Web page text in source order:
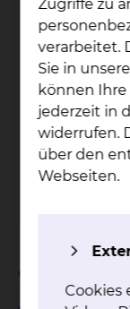
Zugriffe zu
verarbeitet.
Sie in
können Ihre
jederzeit in
widerrufen.
über den
Webseiten.
Cookies